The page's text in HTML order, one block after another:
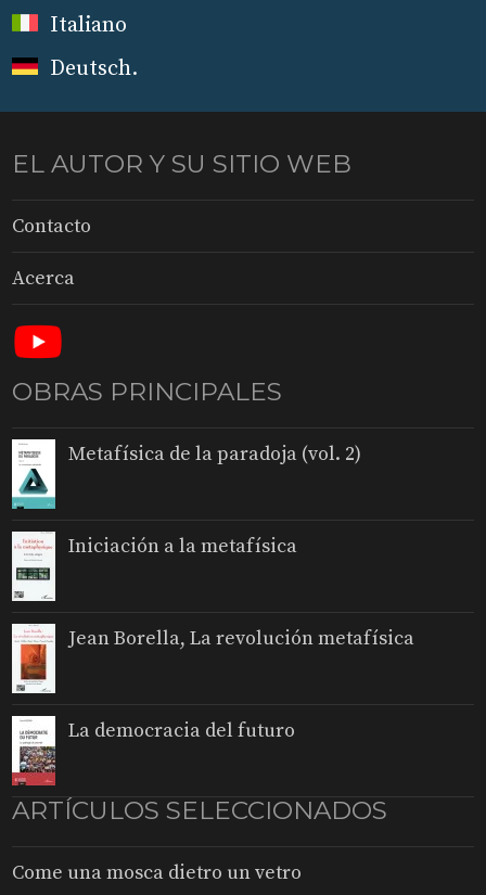
Italiano
Deutsch.
EL AUTOR Y SU SITIO WEB
Contacto
Acerca
OBRAS PRINCIPALES
Metafísica de la paradoja (vol. 2)
Iniciación a la metafísica
Jean Borella, La revolución metafísica
La democracia del futuro
ARTÍCULOS SELECCIONADOS
Come una mosca dietro un vetro